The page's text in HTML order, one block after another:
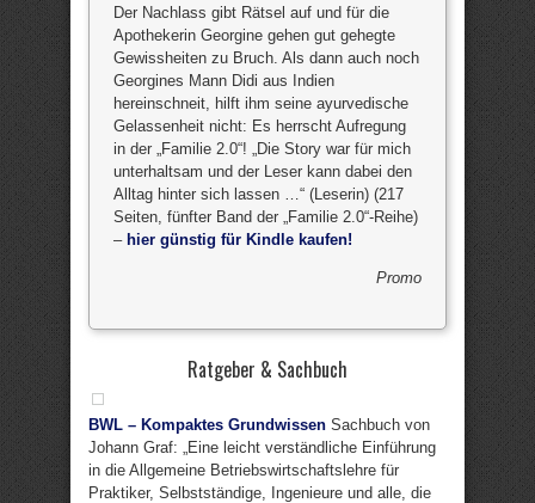
Der Nachlass gibt Rätsel auf und für die
Apothekerin Georgine gehen gut gehegte
Gewissheiten zu Bruch. Als dann auch noch
Georgines Mann Didi aus Indien
hereinschneit, hilft ihm seine ayurvedische
Gelassenheit nicht: Es herrscht Aufregung
in der „Familie 2.0“! „Die Story war für mich
unterhaltsam und der Leser kann dabei den
Alltag hinter sich lassen …“ (Leserin) (217
Seiten, fünfter Band der „Familie 2.0“-Reihe)
– hier günstig für Kindle kaufen!
Promo
Ratgeber & Sachbuch
BWL – Kompaktes Grundwissen Sachbuch von
Johann Graf: „Eine leicht verständliche Einführung
in die Allgemeine Betriebswirtschaftslehre für
Praktiker, Selbstständige, Ingenieure und alle, die